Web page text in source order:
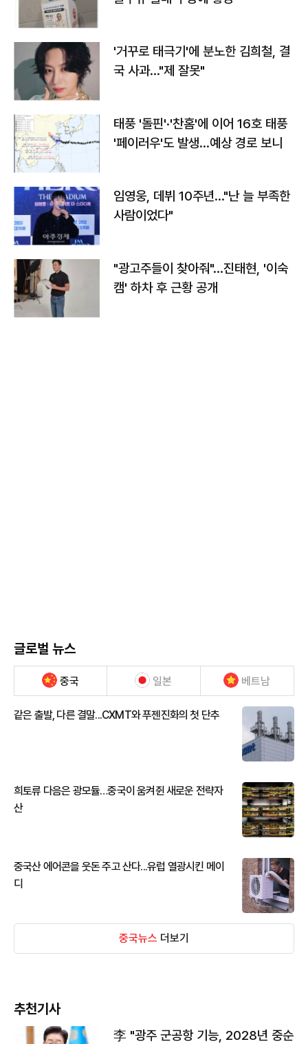
'거꾸로 태극기'에 분노한 김희철, 결
국 사과…"제 잘못"
태풍 '돌핀'·'찬홈'에 이어 16호 태풍
'페이러우'도 발생…예상 경로 보니
임영웅, 데뷔 10주년…"난 늘 부족한
사람이었다"
"광고주들이 찾아줘"…진태현, '이숙
캠' 하차 후 근황 공개
글로벌 뉴스
중국 일본 베트남
같은 출발, 다른 결말...CXMT와 푸젠진화의 첫 단추
희토류 다음은 광모듈…중국이 움켜쥔 새로운 전략자
산
중국산 에어콘을 웃돈 주고 산다...유럽 열광시킨 메이
디
중국뉴스 더보기
추천기사
李 "광주 군공항 기능, 2028년 중순